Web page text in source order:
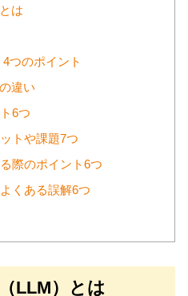
は
つのポイント
違い
6つ
トや課題7つ
際のポイント6つ
くある誤解6つ
LLM）とは